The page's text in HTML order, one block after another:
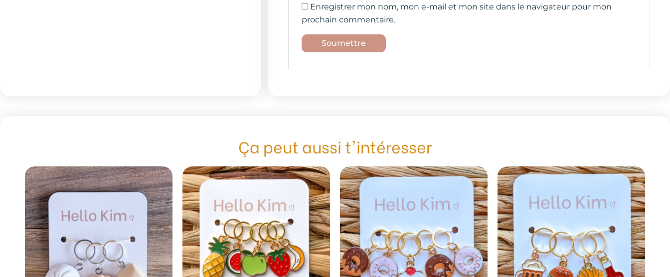
Enregistrer mon nom, mon e-mail et mon site dans le navigateur pour mon
prochain commentaire.
Ça peut aussi t'intéresser